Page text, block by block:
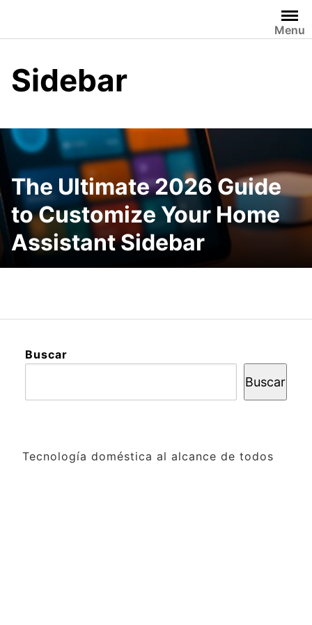
content
Menu
Sidebar
The Ultimate 2026 Guide
to Customize Your Home
Assistant Sidebar
Buscar
Buscar
Tecnología doméstica al alcance de todos